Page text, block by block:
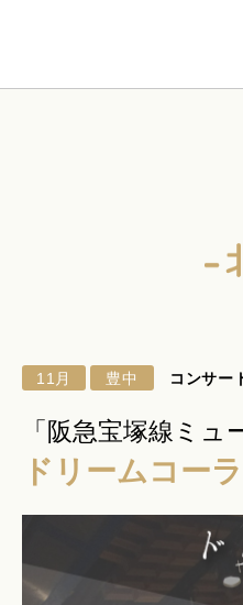
北摂 PLAY SPOT
北摂のイベント
11月 豊中 コンサー
「阪急宝塚線ミュ
ドリームコー